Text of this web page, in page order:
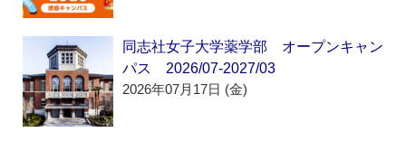
同志社女子大学薬学部 オープンキャン
パス 2026/07-2027/03
2026年07月17日 (金)